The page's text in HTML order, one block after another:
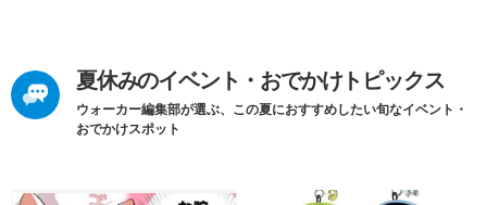
夏休みのイベント・おでかけトピックス
ウォーカー編集部が選ぶ、この夏におすすめしたい旬なイベント・
おでかけスポット